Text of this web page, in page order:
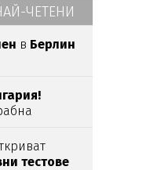
ЧЕТЕНИ
в Берлин
тестове